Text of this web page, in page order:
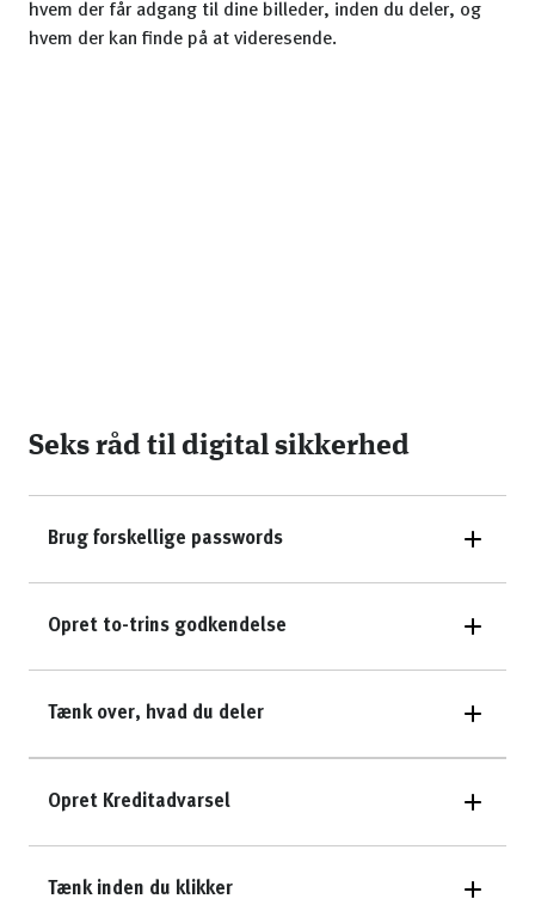
hvem der får adgang til dine billeder, inden du deler, og
hvem der kan finde på at videresende.
Seks råd til digital sikkerhed
Brug forskellige passwords
Opret to-trins godkendelse
Tænk over, hvad du deler
Opret Kreditadvarsel
Tænk inden du klikker